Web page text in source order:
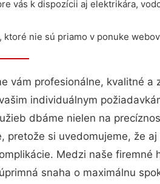
vás k dispozícii aj elektrikára,
nie sú priamo v ponuke
vám profesionálne, kvalitné a
individuálnym
dbáme nielen na
pretože si uvedomujeme, že
Medzi naše firemné
snaha o maximálnu